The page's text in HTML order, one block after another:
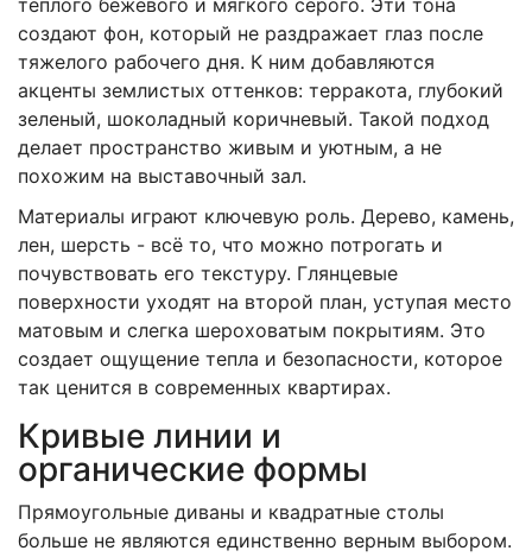
создают фон, который не раздражает глаз после
тяжелого рабочего дня. К ним добавляются
акценты землистых оттенков: терракота, глубокий
зеленый, шоколадный коричневый. Такой подход
делает пространство живым и уютным, а не
похожим на выставочный зал.
Материалы играют ключевую роль. Дерево, камень,
лен, шерсть - всё то, что можно потрогать и
почувствовать его текстуру. Глянцевые
поверхности уходят на второй план, уступая место
матовым и слегка шероховатым покрытиям. Это
создает ощущение тепла и безопасности, которое
так ценится в современных квартирах.
Кривые линии и
органические формы
Прямоугольные диваны и квадратные столы
больше не являются единственно верным выбором.